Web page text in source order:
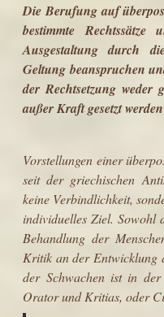
Die Berufung auf
bestimmte
Ausgestaltung durch
Geltung beanspruchen
der Rechtsetzung weder
außer Kraft gesetzt
Vorstellungen einer
seit der griechischen
keine Verbindlichkeit,
individuelles Ziel. Sowohl
Behandlung der
Kritik an der Entwicklung
der Schwachen ist in
Orator undKritias, oder